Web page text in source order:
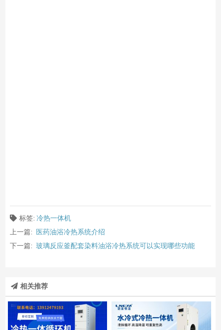
标签: 冷热一体机
上一篇:
医药油浴冷热系统介绍
下一篇: 玻璃反应釜配套染料油浴冷热系统可以实现哪些功能
相关推荐